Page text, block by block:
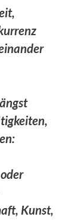
Kunst,